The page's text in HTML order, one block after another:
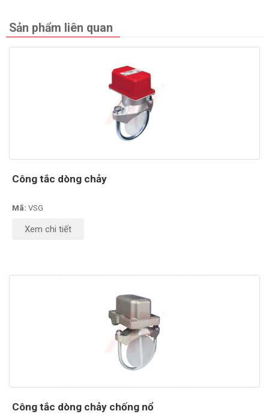
Sản phẩm liên quan
Công tắc dòng chảy
Mã: VSG
Xem chi tiết
Công tắc dòng chảy chống nổ